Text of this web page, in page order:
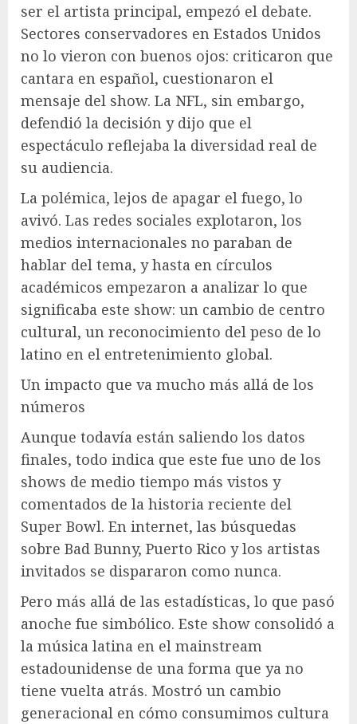
ser el artista principal, empezó el debate.
Sectores conservadores en Estados Unidos
no lo vieron con buenos ojos: criticaron que
cantara en español, cuestionaron el
mensaje del show. La NFL, sin embargo,
defendió la decisión y dijo que el
espectáculo reflejaba la diversidad real de
su audiencia.
La polémica, lejos de apagar el fuego, lo
avivó. Las redes sociales explotaron, los
medios internacionales no paraban de
hablar del tema, y hasta en círculos
académicos empezaron a analizar lo que
significaba este show: un cambio de centro
cultural, un reconocimiento del peso de lo
latino en el entretenimiento global.
Un impacto que va mucho más allá de los
números
Aunque todavía están saliendo los datos
finales, todo indica que este fue uno de los
shows de medio tiempo más vistos y
comentados de la historia reciente del
Super Bowl. En internet, las búsquedas
sobre Bad Bunny, Puerto Rico y los artistas
invitados se dispararon como nunca.
Pero más allá de las estadísticas, lo que pasó
anoche fue simbólico. Este show consolidó a
la música latina en el mainstream
estadounidense de una forma que ya no
tiene vuelta atrás. Mostró un cambio
generacional en cómo consumimos cultura